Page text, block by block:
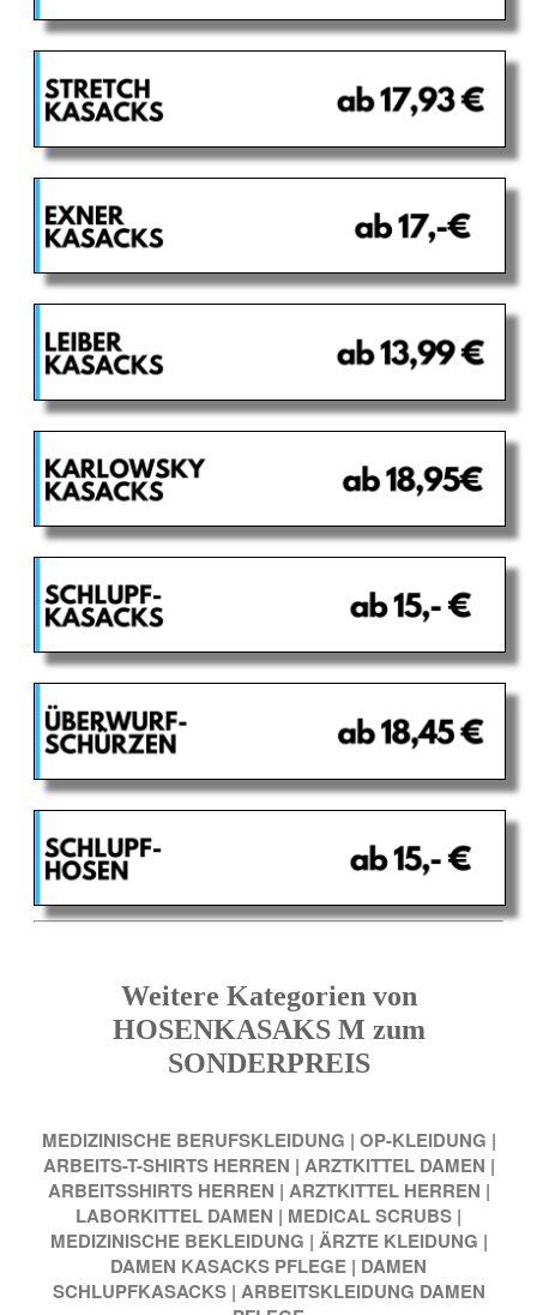
Weitere Kategorien von
HOSENKASAKS M zum
SONDERPREIS
MEDIZINISCHE BERUFSKLEIDUNG | OP-KLEIDUNG |
ARBEITS-T-SHIRTS HERREN | ARZTKITTEL DAMEN |
ARBEITSSHIRTS HERREN | ARZTKITTEL HERREN |
LABORKITTEL DAMEN | MEDICAL SCRUBS |
MEDIZINISCHE BEKLEIDUNG | ÄRZTE KLEIDUNG |
DAMEN KASACKS PFLEGE | DAMEN
SCHLUPFKASACKS | ARBEITSKLEIDUNG DAMEN